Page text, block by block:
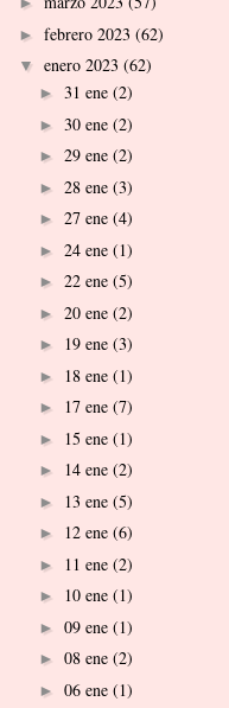
► febrero 2023 (62)
▼ enero 2023 (62)
► 31 ene (2)
► 30 ene (2)
► 29 ene (2)
► 28 ene (3)
► 27 ene (4)
► 24 ene (1)
► 22 ene (5)
► 20 ene (2)
► 19 ene (3)
► 18 ene (1)
► 17 ene (7)
► 15 ene (1)
► 14 ene (2)
► 13 ene (5)
► 12 ene (6)
► 11 ene (2)
► 10 ene (1)
► 09 ene (1)
► 08 ene (2)
► 06 ene (1)